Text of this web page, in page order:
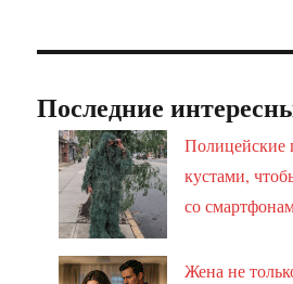
Последние
Полицейские
кустами,
со
Жена не